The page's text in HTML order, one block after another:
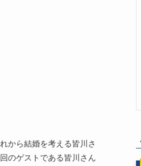
から結婚を考える皆川さ
のゲストである皆川さん